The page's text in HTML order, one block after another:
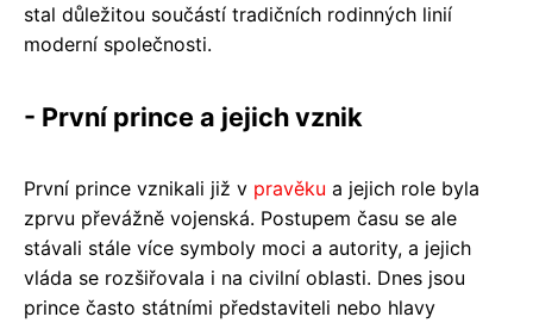
stal důležitou součástí tradičních rodinných linií
moderní společnosti.
- První prince a jejich vznik
První prince vznikali již v pravěku a jejich role byla
zprvu převážně vojenská. Postupem času se ale
stávali stále více symboly moci a autority, a jejich
vláda se rozšiřovala i na civilní oblasti. Dnes jsou
prince často státními představiteli nebo hlavy